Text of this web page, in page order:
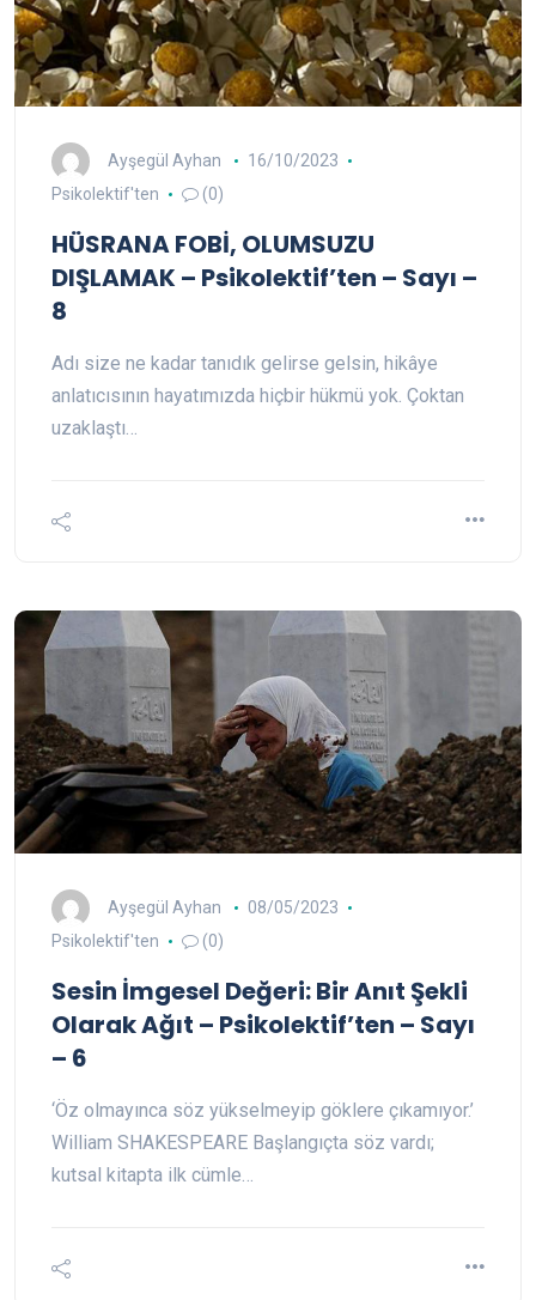
Ayşegül Ayhan
16/10/2023
Psikolektif'ten
(0)
HÜSRANA FOBİ, OLUMSUZU
DIŞLAMAK – Psikolektif’ten – Sayı –
8
Adı size ne kadar tanıdık gelirse gelsin, hikâye
anlatıcısının hayatımızda hiçbir hükmü yok. Çoktan
uzaklaştı…
Ayşegül Ayhan
08/05/2023
Psikolektif'ten
(0)
Sesin İmgesel Değeri: Bir Anıt Şekli
Olarak Ağıt – Psikolektif’ten – Sayı
– 6
‘Öz olmayınca söz yükselmeyip göklere çıkamıyor.’
William SHAKESPEARE Başlangıçta söz vardı;
kutsal kitapta ilk cümle…